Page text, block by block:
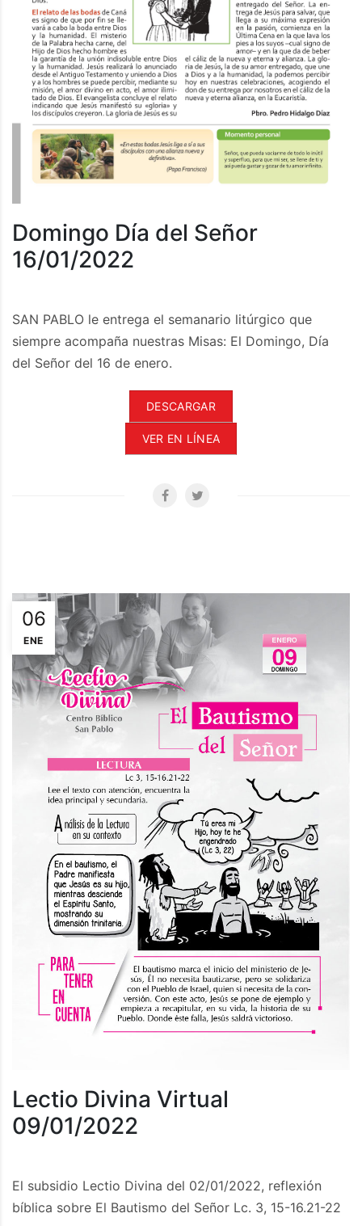
Domingo Día del Señor
16/01/2022
SAN PABLO le entrega el semanario litúrgico que
siempre acompaña nuestras Misas: El Domingo, Día
del Señor del 16 de enero.
DESCARGAR
VER EN LÍNEA
06
ENE
Lectio Divina Virtual
09/01/2022
El subsidio Lectio Divina del 02/01/2022, reflexión
bíblica sobre El Bautismo del Señor Lc. 3, 15-16.21-22